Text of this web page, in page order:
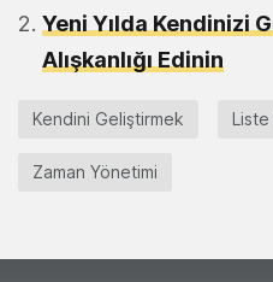
Yeni Yılda Kendinizi
Alışkanlığı Edinin
Kendini Geliştirmek Liste
Zaman Yönetimi